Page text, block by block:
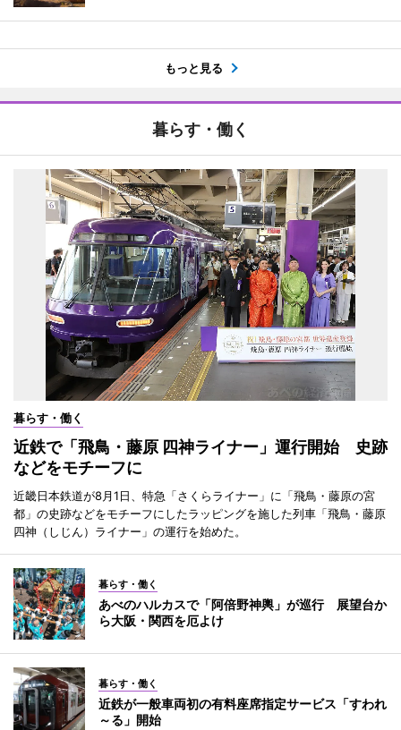
もっと見る
暮らす・働く
暮らす・働く
近鉄で「飛鳥・藤原 四神ライナー」運行開始 史跡
などをモチーフに
近畿日本鉄道が8月1日、特急「さくらライナー」に「飛鳥・藤原の宮
都」の史跡などをモチーフにしたラッピングを施した列車「飛鳥・藤原
四神（しじん）ライナー」の運行を始めた。
暮らす・働く
あべのハルカスで「阿倍野神輿」が巡行 展望台か
ら大阪・関西を厄よけ
暮らす・働く
近鉄が一般車両初の有料座席指定サービス「すわれ
～る」開始